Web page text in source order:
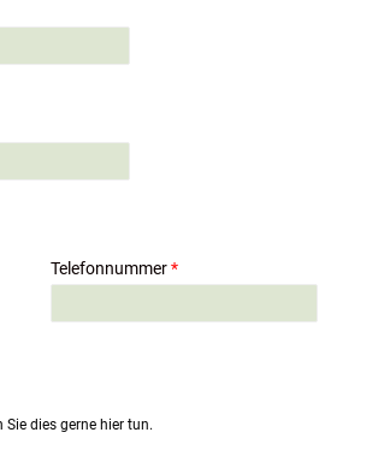
Telefonnummer*
dies gerne hier tun.